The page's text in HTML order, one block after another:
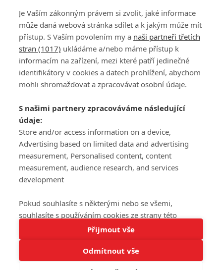
Tato stránka používá soubory cookies.
Rozumím
PŘIHLÁSIT
REGISTROVAT
DISKUZE
Šéfredaktorkou webu jePetr Slavík, e-mailserialy@fandimefilmu.cz
Máte-li zájem o inzerci na našem webu napište nám na e-mail
studio@koncal.com
Ochrana osobních údajů|Zásady používání cookies|Pravidla webu
Upravit nastavení soukromí
© 2016 – 2026 FandimeSerialum.cz / All rights reserved /
Je Vaším zákonným právem si zvolit, jaké informace
může daná webová stránka sdílet a k jakým může mít
přístup. S Vaším povolením my a naši partneři třetích
stran (1017) ukládáme a/nebo máme přístup k
informacím na zařízení, mezi které patří jedinečné
identifikátory v cookies a datech prohlížení, abychom
mohli shromažďovat a zpracovávat osobní údaje.
S našimi partnery zpracováváme následující
údaje:
Store and/or access information on a device,
Advertising based on limited data and advertising
measurement, Personalised content, content
measurement, audience research, and services
development
Pokud souhlasíte s některými nebo se všemi,
souhlasíte s používáním cookies ze strany této
stránky a pro tyto účely. Souhlas také můžete
odmítnout, ale v takovém případě vám na stránce
nebudou k dispozici některé personalizované funkce.
Vaše volby souhlasu se budou vztahovat pouze na
Přijmout vše
Odmítnout vše